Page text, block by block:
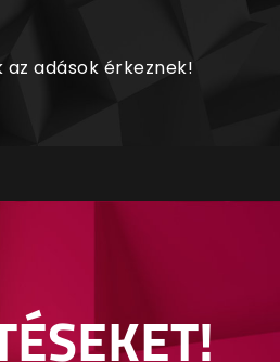
adások érkeznek!